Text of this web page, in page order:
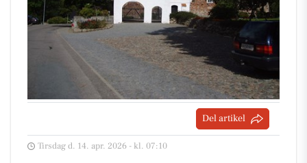
Del artikel
Tirsdag d. 14. apr. 2026 - kl. 07:10